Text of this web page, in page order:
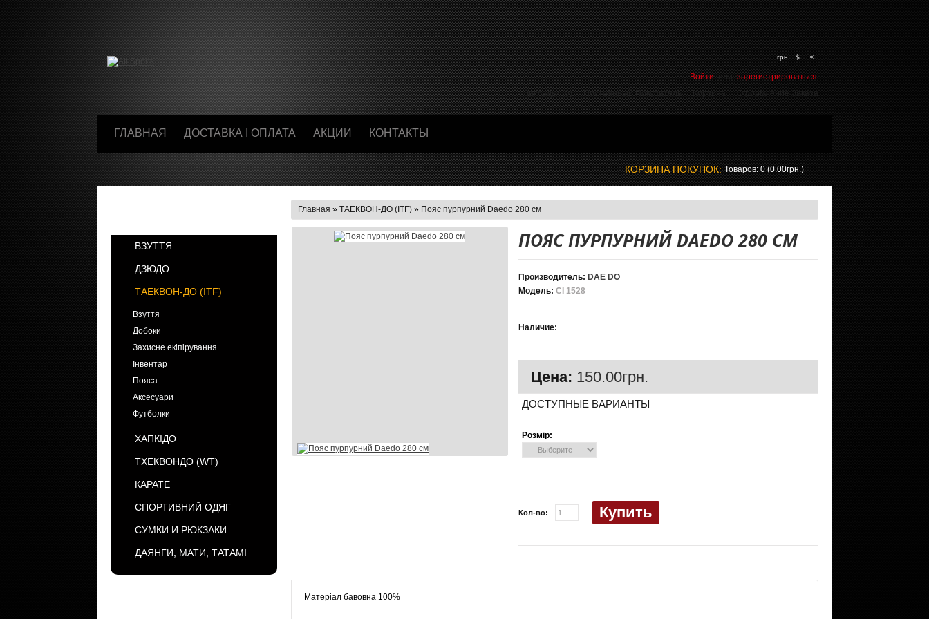
грн. $ €
Войти или зарегистрироваться
Закладки (0)
Постоянный Покупатель Корзина Оформление Заказа
ГЛАВНАЯ ДОСТАВКА І ОПЛАТА АКЦИИ КОНТАКТЫ
КОРЗИНА ПОКУПОК:Товаров: 0 (0.00грн.)
ВЗУТТЯ
ДЗЮДО
ТАЕКВОН-ДО (ІТF)
Взуття
Добоки
Захисне екіпірування
Інвентар
Пояса
Аксесуари
Футболки
ХАПКІДО
ТХЕКВОНДО (WT)
КАРАТЕ
СПОРТИВНИЙ ОДЯГ
СУМКИ И РЮКЗАКИ
ДАЯНГИ, МАТИ, ТАТАМІ
Главная » ТАЕКВОН-ДО (ІТF) » Пояс пурпурний Daedo 280 см
ПОЯС ПУРПУРНИЙ DAEDO 280 СМ
Производитель: DAE DO
Модель: CI 1528
Наличие:
Цена: 150.00грн.
ДОСТУПНЫЕ ВАРИАНТЫ
Розмір:
Кол-во: Купить
Матеріал бавовна 100%